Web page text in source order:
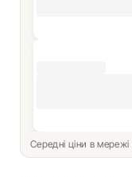
Середні ціни в